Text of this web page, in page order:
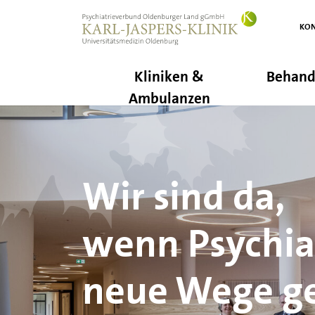
Zur Hauptnavigation springen
Kliniken &
Ambulanzen
Modernste
Versorgung